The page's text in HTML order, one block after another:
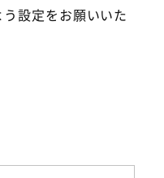
設定をお願いいた